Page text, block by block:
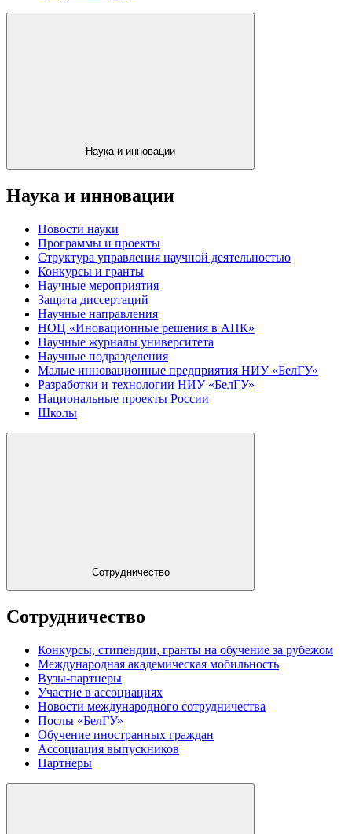
Наука и инновации
Наука и инновации
Новости науки
Программы и проекты
Структура управления научной деятельностью
Конкурсы и гранты
Научные мероприятия
Защита диссертаций
Научные направления
НОЦ «Иновационные решения в АПК»
Научные журналы университета
Научные подразделения
Малые инновационные предприятия НИУ «БелГУ»
Разработки и технологии НИУ «БелГУ»
Национальные проекты России
Школы
Сотрудничество
Сотрудничество
Конкурсы, стипендии, гранты на обучение за рубежом
Международная академическая мобильность
Вузы-партнеры
Участие в ассоциациях
Новости международного сотрудничества
Послы «БелГУ»
Обучение иностранных граждан
Ассоциация выпускников
Партнеры